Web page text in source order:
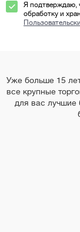
Я подтверждаю,
обработку и
Уже больше 15
все крупные
для вас лучшие